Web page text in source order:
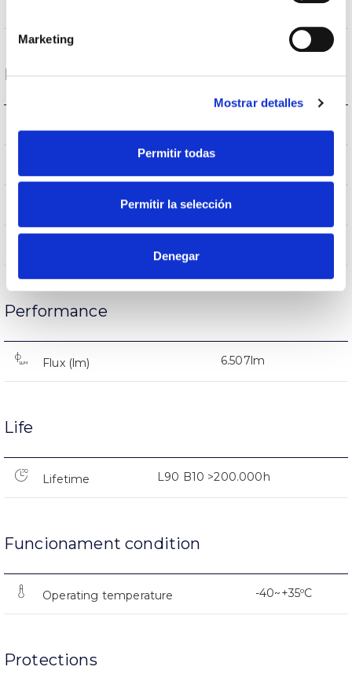
Marketing
Mostrar detalles
Permitir todas
Permitir la selección
Denegar
VA00L1M
Housing and Finish
Performance
Flux (lm) 6.507lm
Life
Lifetime L90 B10 >200.000h
Funcionament condition
Operating temperature -40~+35ºC
Protections